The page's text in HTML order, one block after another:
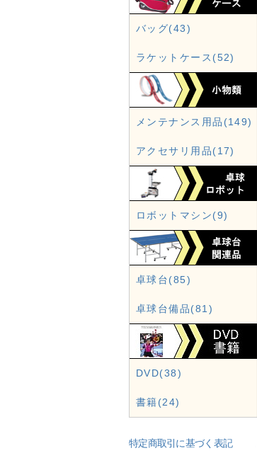
バッグ(43)
ラケットケース(52)
メンテナンス用品(149)
アクセサリ用品(17)
ロボットマシン(9)
卓球台(85)
卓球台備品(81)
DVD(38)
書籍(24)
特定商取引に基づく表記